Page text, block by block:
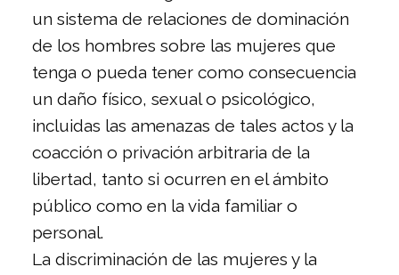
un sistema de relaciones de dominación
de los hombres sobre las mujeres que
tenga o pueda tener como consecuencia
un daño físico, sexual o psicológico,
incluidas las amenazas de tales actos y la
coacción o privación arbitraria de la
libertad, tanto si ocurren en el ámbito
público como en la vida familiar o
personal.
La discriminación de las mujeres y la